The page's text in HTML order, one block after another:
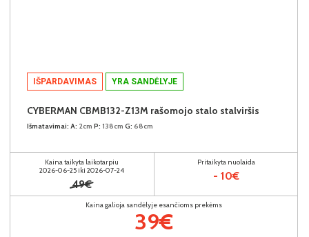
IŠPARDAVIMAS YRA SANDĖLYJE
CYBERMAN CBMB132-Z13M rašomojo stalo stalviršis
Išmatavimai: A: 2cm P: 138cm G: 68cm
Kaina taikyta laikotarpiu
2026-06-25 iki 2026-07-24
49€
Pritaikyta nuolaida
- 10€
Kaina galioja sandėlyje esančioms prekėms
39€